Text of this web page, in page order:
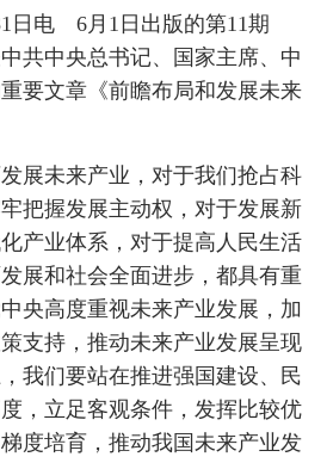
日电 6月1日出版的第11期
共中央总书记、国家主席、中
要文章《前瞻布局和发展未来
展未来产业，对于我们抢占科
把握发展主动权，对于发展新
产业体系，对于提高人民生活
展和社会全面进步，都具有重
央高度重视未来产业发展，加
支持，推动未来产业发展呈现
我们要站在推进强国建设、民
，立足客观条件，发挥比较优
度培育，推动我国未来产业发